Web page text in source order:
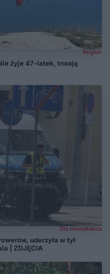
Region
żyje 47-latek, trwają
Dla mieszkańca
uderzyła w tył
| ZDJĘCIA